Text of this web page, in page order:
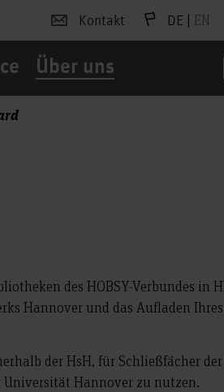
Kontakt DE | EN
Über uns
des HOBSY-Verbundes in
Hannover und das Aufladen
der HsH, für Schließfächer
Hannover zu nutzen.